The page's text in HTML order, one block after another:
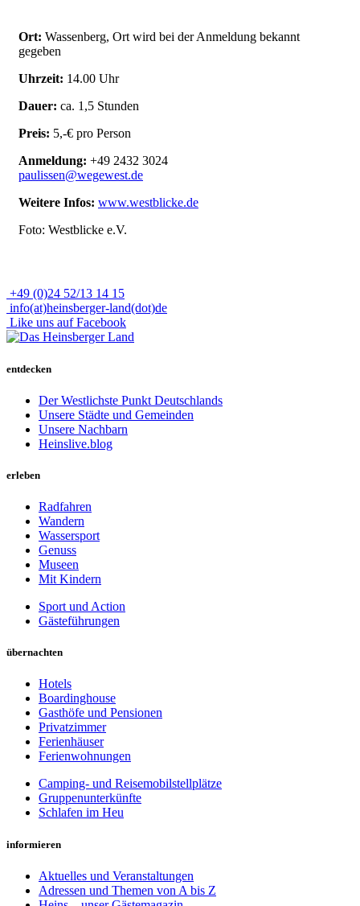
Ort: Wassenberg, Ort wird bei der Anmeldung bekannt
gegeben
Uhrzeit: 14.00 Uhr
Dauer: ca. 1,5 Stunden
Preis: 5,-€ pro Person
Anmeldung: +49 2432 3024
paulissen@wegewest.de
Weitere Infos: www.westblicke.de
Foto: Westblicke e.V.
+49 (0)24 52/13 14 15
info(at)heinsberger-land(dot)de
Like uns auf Facebook
entdecken
Der Westlichste Punkt Deutschlands
Unsere Städte und Gemeinden
Unsere Nachbarn
Heinslive.blog
erleben
Radfahren
Wandern
Wassersport
Genuss
Museen
Mit Kindern
Sport und Action
Gästeführungen
übernachten
Hotels
Boardinghouse
Gasthöfe und Pensionen
Privatzimmer
Ferienhäuser
Ferienwohnungen
Camping- und Reisemobilstellplätze
Gruppenunterkünfte
Schlafen im Heu
informieren
Aktuelles und Veranstaltungen
Adressen und Themen von A bis Z